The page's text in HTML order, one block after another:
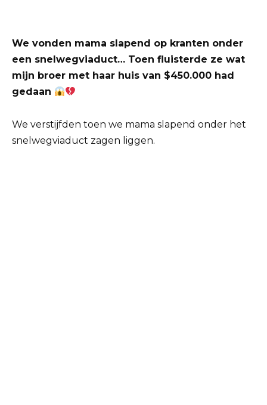
We vonden mama slapend op kranten onder
een snelwegviaduct… Toen fluisterde ze wat
mijn broer met haar huis van $450.000 had
gedaan
We verstijfden toen we mama slapend onder het
snelwegviaduct zagen liggen.